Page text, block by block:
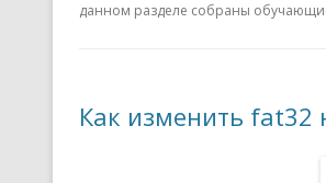
данном разделе собраны
Как изменить fat32